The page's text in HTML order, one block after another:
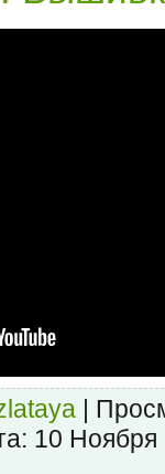
|
10 Ноября